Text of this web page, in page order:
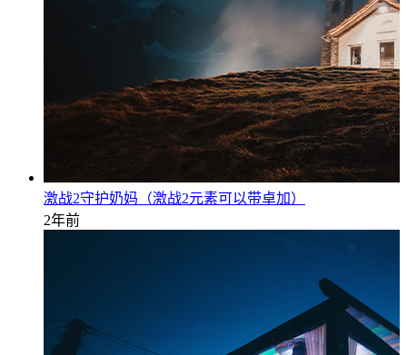
激战2守护奶妈（激战2元素可以带卓加）
2年前